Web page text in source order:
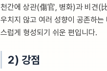
천간에 상관(傷官, 병화)과 비견(
우치지 않고 여러 성향이 공존하는
스럽게 형성되기 쉬운 편입니다.
2) 강점